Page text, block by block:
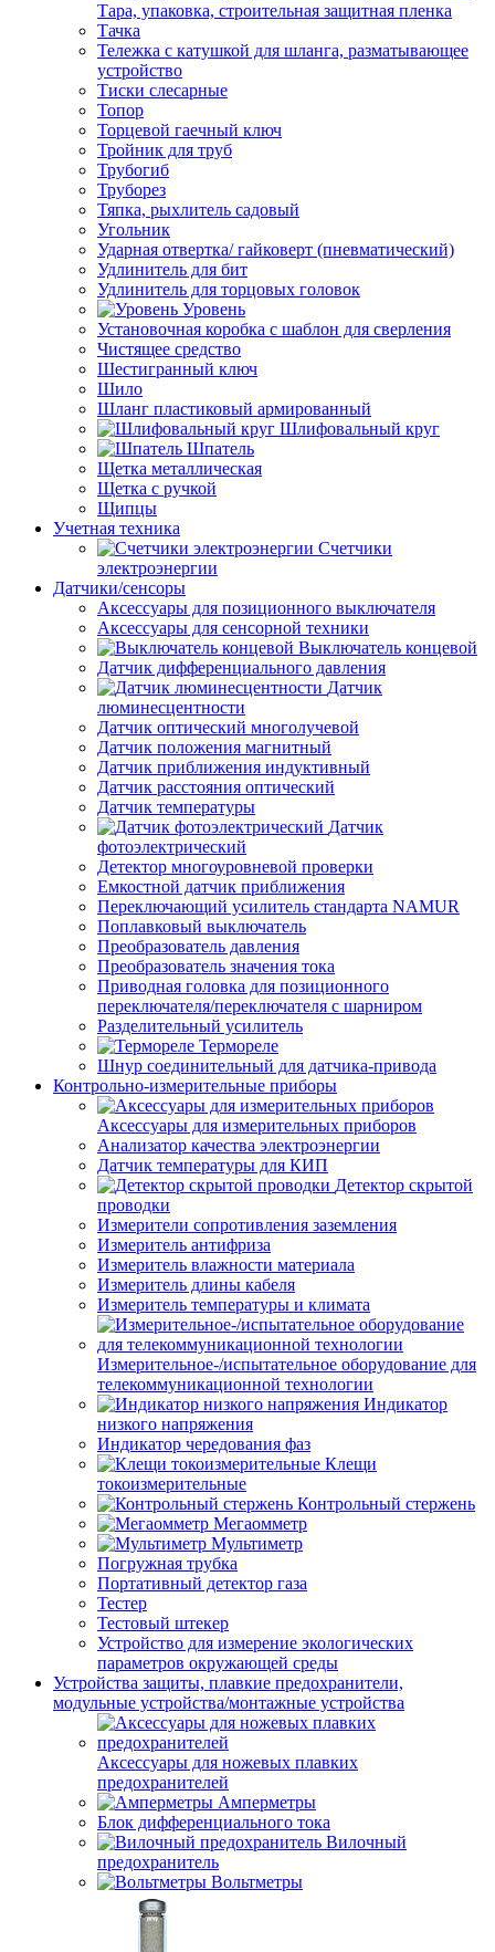
Тара, упаковка, строительная защитная пленка
Тачка
Тележка с катушкой для шланга, разматывающее
устройство
Тиски слесарные
Топор
Торцевой гаечный ключ
Тройник для труб
Трубогиб
Труборез
Тяпка, рыхлитель садовый
Угольник
Ударная отвертка/ гайковерт (пневматический)
Удлинитель для бит
Удлинитель для торцовых головок
Уровень
Установочная коробка с шаблон для сверления
Чистящее средство
Шестигранный ключ
Шило
Шланг пластиковый армированный
Шлифовальный круг
Шпатель
Щетка металлическая
Щетка с ручкой
Щипцы
Учетная техника
Счетчики
электроэнергии
Датчики/сенсоры
Аксессуары для позиционного выключателя
Аксессуары для сенсорной техники
Выключатель концевой
Датчик дифференциального давления
Датчик
люминесцентности
Датчик оптический многолучевой
Датчик положения магнитный
Датчик приближения индуктивный
Датчик расстояния оптический
Датчик температуры
Датчик
фотоэлектрический
Детектор многоуровневой проверки
Емкостной датчик приближения
Переключающий усилитель стандарта NAMUR
Поплавковый выключатель
Преобразователь давления
Преобразователь значения тока
Приводная головка для позиционного
переключателя/переключателя с шарниром
Разделительный усилитель
Термореле
Шнур соединительный для датчика-привода
Контрольно-измерительные приборы
Аксессуары для измерительных приборов
Анализатор качества электроэнергии
Датчик температуры для КИП
Детектор скрытой
проводки
Измерители сопротивления заземления
Измеритель антифриза
Измеритель влажности материала
Измеритель длины кабеля
Измеритель температуры и климата
Измерительное-/испытательное оборудование для
телекоммуникационной технологии
Индикатор
низкого напряжения
Индикатор чередования фаз
Клещи
токоизмерительные
Контрольный стержень
Мегаомметр
Мультиметр
Погружная трубка
Портативный детектор газа
Тестер
Тестовый штекер
Устройство для измерение экологических
параметров окружающей среды
Устройства защиты, плавкие предохранители,
модульные устройства/монтажные устройства
Аксессуары для ножевых плавких
предохранителей
Амперметры
Блок дифференциального тока
Вилочный
предохранитель
Вольтметры